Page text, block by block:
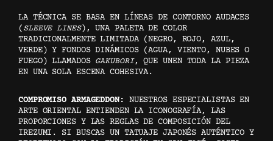
LA TÉCNICA SE BASA EN LÍNEAS DE CONTORNO AUDACES
(SLEEVE LINES), UNA PALETA DE COLOR
TRADICIONALMENTE LIMITADA (NEGRO, ROJO, AZUL,
VERDE) Y FONDOS DINÁMICOS (AGUA, VIENTO, NUBES O
FUEGO) LLAMADOS GAKUBORI, QUE UNEN TODA LA PIEZA
EN UNA SOLA ESCENA COHESIVA.
COMPROMISO ARMAGEDDON:
NUESTROS ESPECIALISTAS EN
ARTE ORIENTAL ENTIENDEN LA ICONOGRAFÍA, LAS
PROPORCIONES Y LAS REGLAS DE COMPOSICIÓN DEL
IREZUMI. SI BUSCAS UN TATUAJE JAPONÉS AUTÉNTICO Y